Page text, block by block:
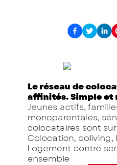
Le réseau de
affinités. Simple et
Jeunes actifs,
monoparentales,
colocataires sont sur
Colocation,
Logement contre
ensemble